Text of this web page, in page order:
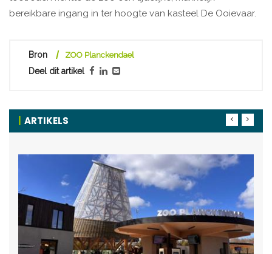
bereikbare ingang in ter hoogte van kasteel De Ooievaar.
Bron ZOO Planckendael
Deel dit artikel
ARTIKELS